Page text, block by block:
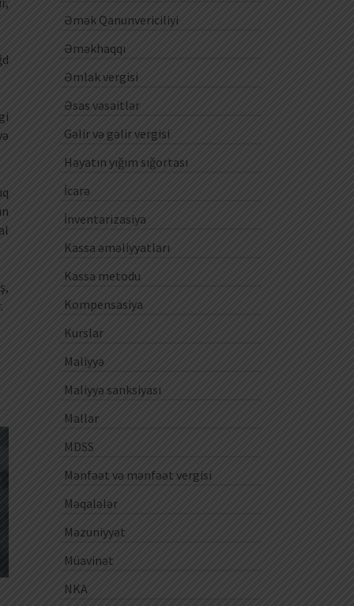
Əmək Qanunvericiliyi
Əməkhaqqı
Əmlak vergisi
Əsas vəsaitlər
Gəlir və gəlir vergisi
Həyatın yığım sığortası
İcarə
İnventarizasiya
Kassa əməliyyatları
Kassa metodu
Kompensasiya
Kurslar
Maliyyə
Maliyyə sanksiyası
Mallar
MDSS
Mənfəət və mənfəət vergisi
Məqalələr
Məzuniyyət
Müavinət
NKA